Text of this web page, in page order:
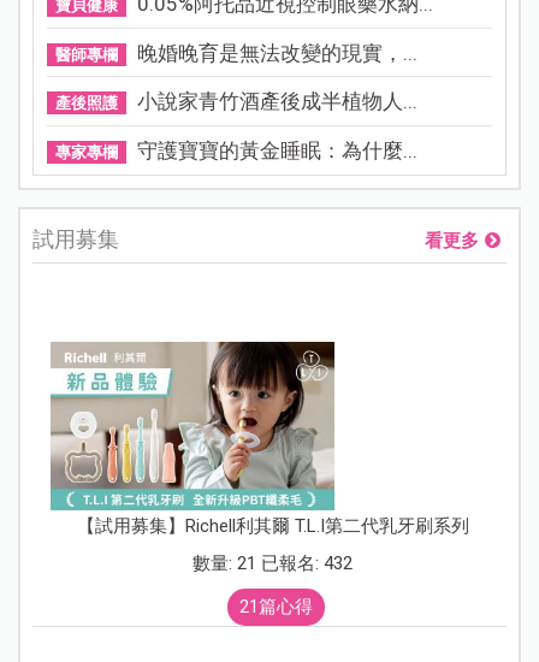
寶貝健康
醫師專欄 晚婚晚育是無法改變的現實，...
產後照護 小說家青竹酒產後成半植物人...
專家專欄 守護寶寶的黃金睡眠：為什麼...
試用募集 看更多
【試用募集】Richell利其爾 T.L.I第二代乳牙刷系列
數量: 21 已報名: 432
21篇心得